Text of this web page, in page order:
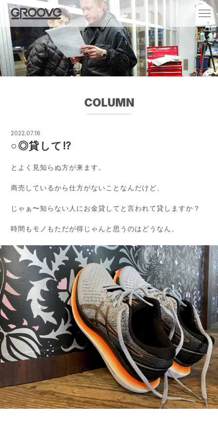
Groove 自転車 カフェ 輸入車・国産車のチ
ューニング/販売
COLUMN
2022.07.16
○◎貸して⁉
とよく見知らぬ方が来ます。
商売しているから仕方がないことなんだけど、
じゃぁ〜知らない人にお金貸してと言われて貸しますか？
時間もモノもただが得じゃんと思うのはどうなん。